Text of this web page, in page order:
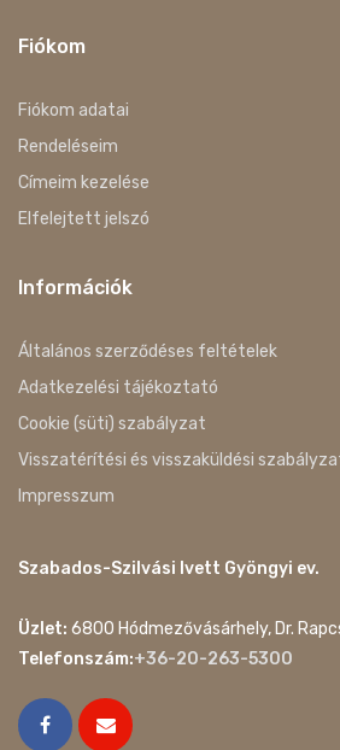
Fiókom
Fiókom adatai
Rendeléseim
Címeim kezelése
Elfelejtett jelszó
Információk
Általános szerződéses feltételek
Adatkezelési tájékoztató
Cookie (süti) szabályzat
Visszatérítési és visszaküldési
Impresszum
Szabados-Szilvási Ivett Gyöngyi ev.
Üzlet: 6800 Hódmezővásárhely, Dr.
Telefonszám:+36-20-263-5300